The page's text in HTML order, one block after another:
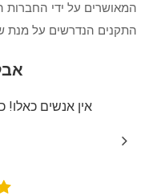
המאושרים על ידי החברות
התקנים הנדרשים על מנת
אין אנשים כאלו!